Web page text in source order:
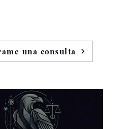
una consulta